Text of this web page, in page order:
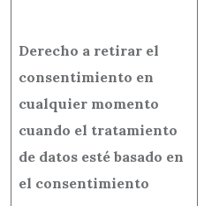
Derecho a retirar el
consentimiento en
cualquier momento
cuando el tratamiento
de datos esté basado en
el consentimiento